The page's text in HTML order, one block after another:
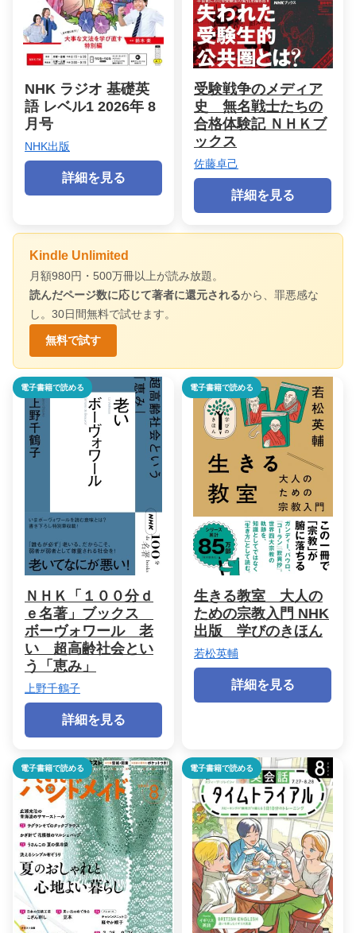
NHK ラジオ 基礎英
語 レベル1 2026年 8
月号
NHK出版
詳細を見る
受験戦争のメディア
史 無名戦士たちの
合格体験記 ＮＨＫブ
ックス
佐藤卓己
詳細を見る
Kindle Unlimited
月額980円・500万冊以上が読み放題。
読んだページ数に応じて著者に還元されるから、罪悪感な
し。30日間無料で試せます。
無料で試す
電子書籍で読める
ＮＨＫ「１００分ｄ
ｅ名著」ブックス
ボーヴォワール 老
い 超高齢社会とい
う「恵み」
上野千鶴子
詳細を見る
電子書籍で読める
生きる教室 大人の
ための宗教入門 NHK
出版 学びのきほん
若松英輔
詳細を見る
電子書籍で読める 電子書籍で読める